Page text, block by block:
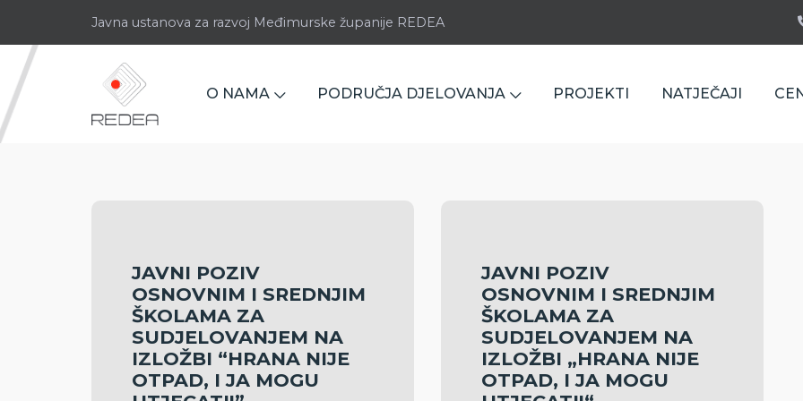
Javna ustanova za razvoj Međimurske županije REDEA
O NAMA PODRUČJA DJELOVANJA PROJEKTI NATJEČAJI
JAVNI POZIV
OSNOVNIM I SREDNJIM
ŠKOLAMA ZA
SUDJELOVANJEM NA
IZLOŽBI “HRANA NIJE
OTPAD, I JA MOGU
JAVNI POZIV
OSNOVNIM I SREDNJIM
ŠKOLAMA ZA
SUDJELOVANJEM NA
IZLOŽBI „HRANA NIJE
OTPAD, I JA MOGU